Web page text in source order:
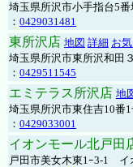
埼玉県所沢市小手指台5番
： 0429031481
東所沢店 地図 詳細 お
埼玉県所沢市東所沢和田
： 0429511545
エミテラス所沢店 地
埼玉県所沢市東住吉10番
： 0429033001
イオンモール北戸田
戸田市美女木東1ｰ3‐1 イ